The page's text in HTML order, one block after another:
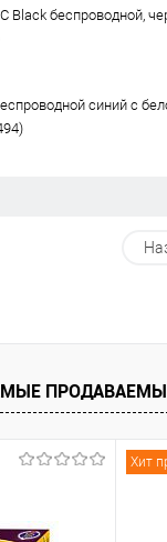
Black беспроводной,
синий с
Хит